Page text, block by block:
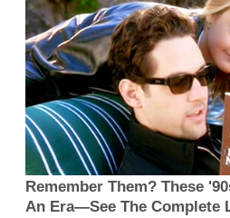
Remember Them? These
An Era—See The Complete